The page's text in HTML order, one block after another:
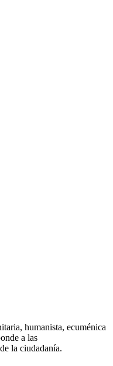
humanista, ecuménica
a las
la ciudadanía.